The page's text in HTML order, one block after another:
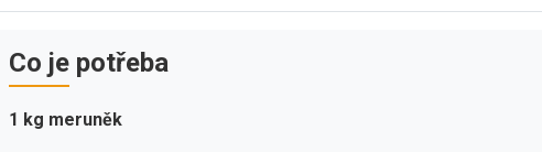
Co je potřeba
1 kg meruněk